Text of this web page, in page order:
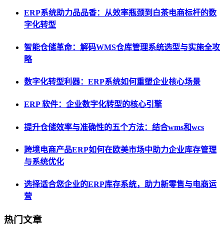
ERP系统助力品品香：从效率瓶颈到白茶电商标杆的数
字化转型
智能仓储革命：解码WMS仓库管理系统选型与实施全攻
略
数字化转型利器：ERP系统如何重塑企业核心场景
ERP 软件：企业数字化转型的核心引擎
提升仓储效率与准确性的五个方法：结合wms和wcs
跨境电商产品ERP如何在欧美市场中助力企业库存管理
与系统优化
选择适合您企业的ERP库存系统，助力新零售与电商运
营
热门文章